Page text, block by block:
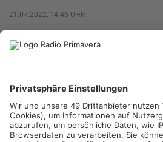
21.07.2022, 14:46 UHR